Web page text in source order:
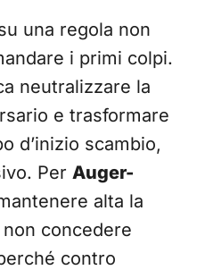
una regola non
i primi colpi.
neutralizzare la
e trasformare
d’inizio scambio,
Per Auger-
alta la
concedere
contro